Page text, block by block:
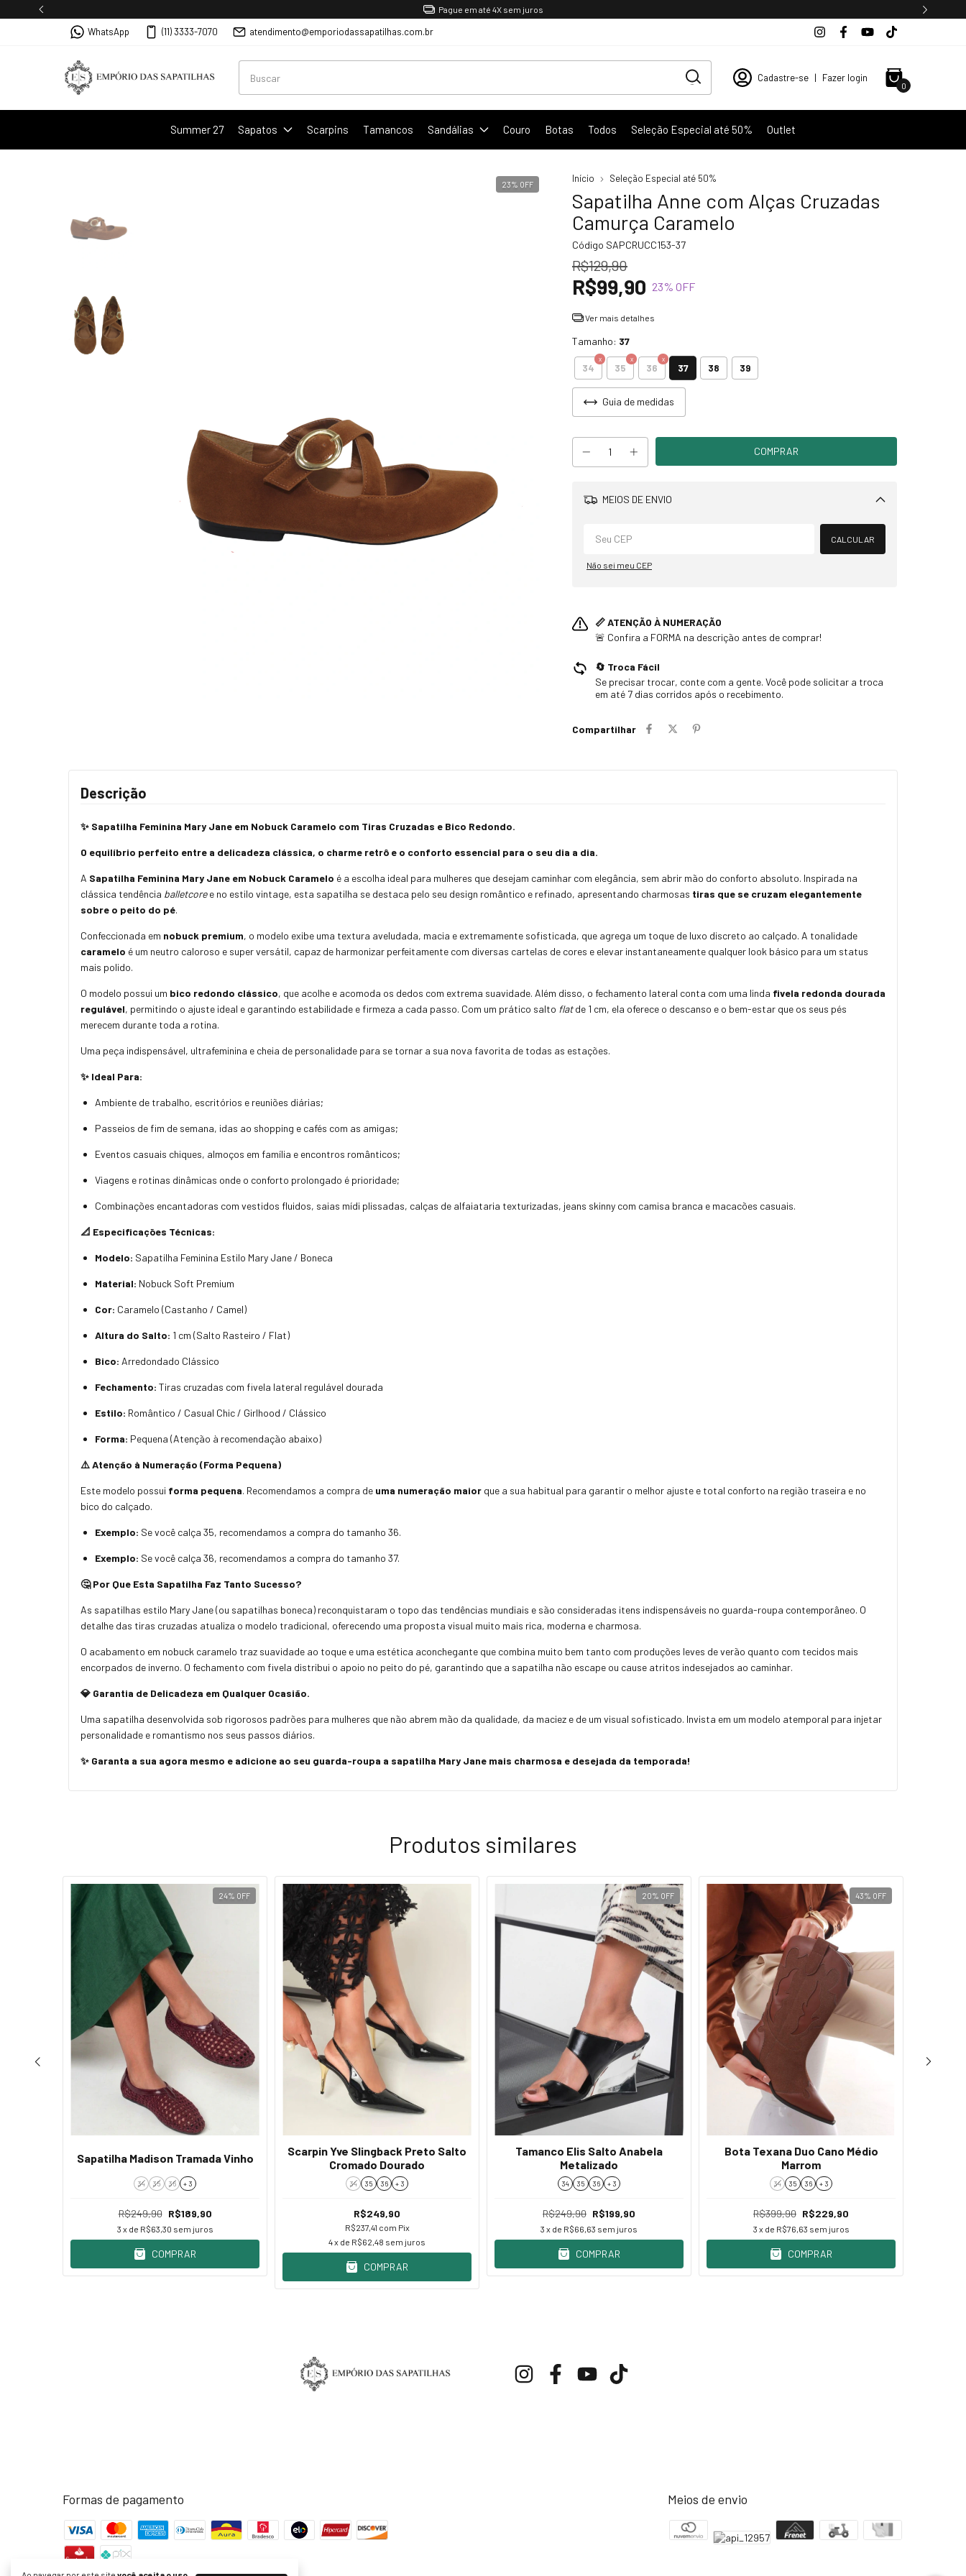
Pague em até 4X sem juros
WhatsApp (11) 3333-7070 atendimento@emporiodassapatilhas.com.br
Cadastre-se | Fazer login
0
Summer 27 Sapatos Scarpins Tamancos Sandálias Couro Botas Todos Seleção Especial até 50% Outlet
23% OFF
Início Seleção Especial até 50%
Sapatilha Anne com Alças Cruzadas
Camurça Caramelo
Código SAPCRUCC153-37
R$129,90
R$99,90 23% OFF
Ver mais detalhes
Tamanho: 37
34 35 36 37 38 39
Guia de medidas
MEIOS DE ENVIO
Alterar CEP
CALCULAR
Não sei meu CEP
📏 ATENÇÃO À NUMERAÇÃO
🚨 Confira a FORMA na descrição antes de comprar!
🔄 Troca Fácil
Se precisar trocar, conte com a gente. Você pode solicitar a troca
em até 7 dias corridos após o recebimento.
Compartilhar
Descrição
✨ Sapatilha Feminina Mary Jane em Nobuck Caramelo com Tiras Cruzadas e Bico Redondo.
O equilíbrio perfeito entre a delicadeza clássica, o charme retrô e o conforto essencial para o seu dia a dia.
A Sapatilha Feminina Mary Jane em Nobuck Caramelo é a escolha ideal para mulheres que desejam caminhar com elegância, sem abrir mão do conforto absoluto. Inspirada na
clássica tendência balletcoree no estilo vintage, esta sapatilha se destaca pelo seu design romântico e refinado, apresentando charmosas tiras que se cruzam elegantemente
sobre o peito do pé.
Confeccionada em nobuck premium, o modelo exibe uma textura aveludada, macia e extremamente sofisticada, que agrega um toque de luxo discreto ao calçado. A tonalidade
caramelo é um neutro caloroso e super versátil, capaz de harmonizar perfeitamente com diversas cartelas de cores e elevar instantaneamente qualquer look básico para um status
mais polido.
O modelo possui um bico redondo clássico, que acolhe e acomoda os dedos com extrema suavidade. Além disso, o fechamento lateral conta com uma linda fivela redonda dourada
regulável, permitindo o ajuste ideal e garantindo estabilidade e firmeza a cada passo. Com um prático salto flatde 1 cm, ela oferece o descanso e o bem-estar que os seus pés
merecem durante toda a rotina.
Uma peça indispensável, ultrafeminina e cheia de personalidade para se tornar a sua nova favorita de todas as estações.
✨ Ideal Para:
Ambiente de trabalho, escritórios e reuniões diárias;
Passeios de fim de semana, idas ao shopping e cafés com as amigas;
Eventos casuais chiques, almoços em família e encontros românticos;
Viagens e rotinas dinâmicas onde o conforto prolongado é prioridade;
Combinações encantadoras com vestidos fluidos, saias mídi plissadas, calças de alfaiataria texturizadas, jeans skinny com camisa branca e macacões casuais.
📐 Especificações Técnicas:
Modelo: Sapatilha Feminina Estilo Mary Jane / Boneca
Material: Nobuck Soft Premium
Cor: Caramelo (Castanho / Camel)
Altura do Salto: 1 cm (Salto Rasteiro / Flat)
Bico: Arredondado Clássico
Fechamento: Tiras cruzadas com fivela lateral regulável dourada
Estilo: Romântico / Casual Chic / Girlhood / Clássico
Forma: Pequena (Atenção à recomendação abaixo)
⚠️ Atenção à Numeração (Forma Pequena)
Este modelo possui forma pequena. Recomendamos a compra de uma numeração maior que a sua habitual para garantir o melhor ajuste e total conforto na região traseira e no
bico do calçado.
Exemplo: Se você calça 35, recomendamos a compra do tamanho 36.
Exemplo: Se você calça 36, recomendamos a compra do tamanho 37.
🤔 Por Que Esta Sapatilha Faz Tanto Sucesso?
As sapatilhas estilo Mary Jane (ou sapatilhas boneca) reconquistaram o topo das tendências mundiais e são consideradas itens indispensáveis no guarda-roupa contemporâneo. O
detalhe das tiras cruzadas atualiza o modelo tradicional, oferecendo uma proposta visual muito mais rica, moderna e charmosa.
O acabamento em nobuck caramelo traz suavidade ao toque e uma estética aconchegante que combina muito bem tanto com produções leves de verão quanto com tecidos mais
encorpados de inverno. O fechamento com fivela distribui o apoio no peito do pé, garantindo que a sapatilha não escape ou cause atritos indesejados ao caminhar.
💎 Garantia de Delicadeza em Qualquer Ocasião.
Uma sapatilha desenvolvida sob rigorosos padrões para mulheres que não abrem mão da qualidade, da maciez e de um visual sofisticado. Invista em um modelo atemporal para injetar
personalidade e romantismo nos seus passos diários.
✨ Garanta a sua agora mesmo e adicione ao seu guarda-roupa a sapatilha Mary Jane mais charmosa e desejada da temporada!
Produtos similares
24% OFF
Sapatilha Madison Tramada Vinho
34 35 36 + 3
R$249,90 R$189,90
3 x de R$63,30 sem juros
COMPRAR
Scarpin Yve Slingback Preto Salto
Cromado Dourado
34 35 36 + 3
R$249,90
R$237,41 com Pix
4x de R$62,48 sem juros
COMPRAR
20% OFF
Tamanco Elis Salto Anabela
Metalizado
34 35 36 + 3
R$249,90 R$199,90
3 x de R$66,63 sem juros
COMPRAR
43% OFF
Bota Texana Duo Cano Médio
Marrom
34 35 36 + 3
R$399,90 R$229,90
3 x de R$76,63 sem juros
COMPRAR
Formas de pagamento Meios de envio